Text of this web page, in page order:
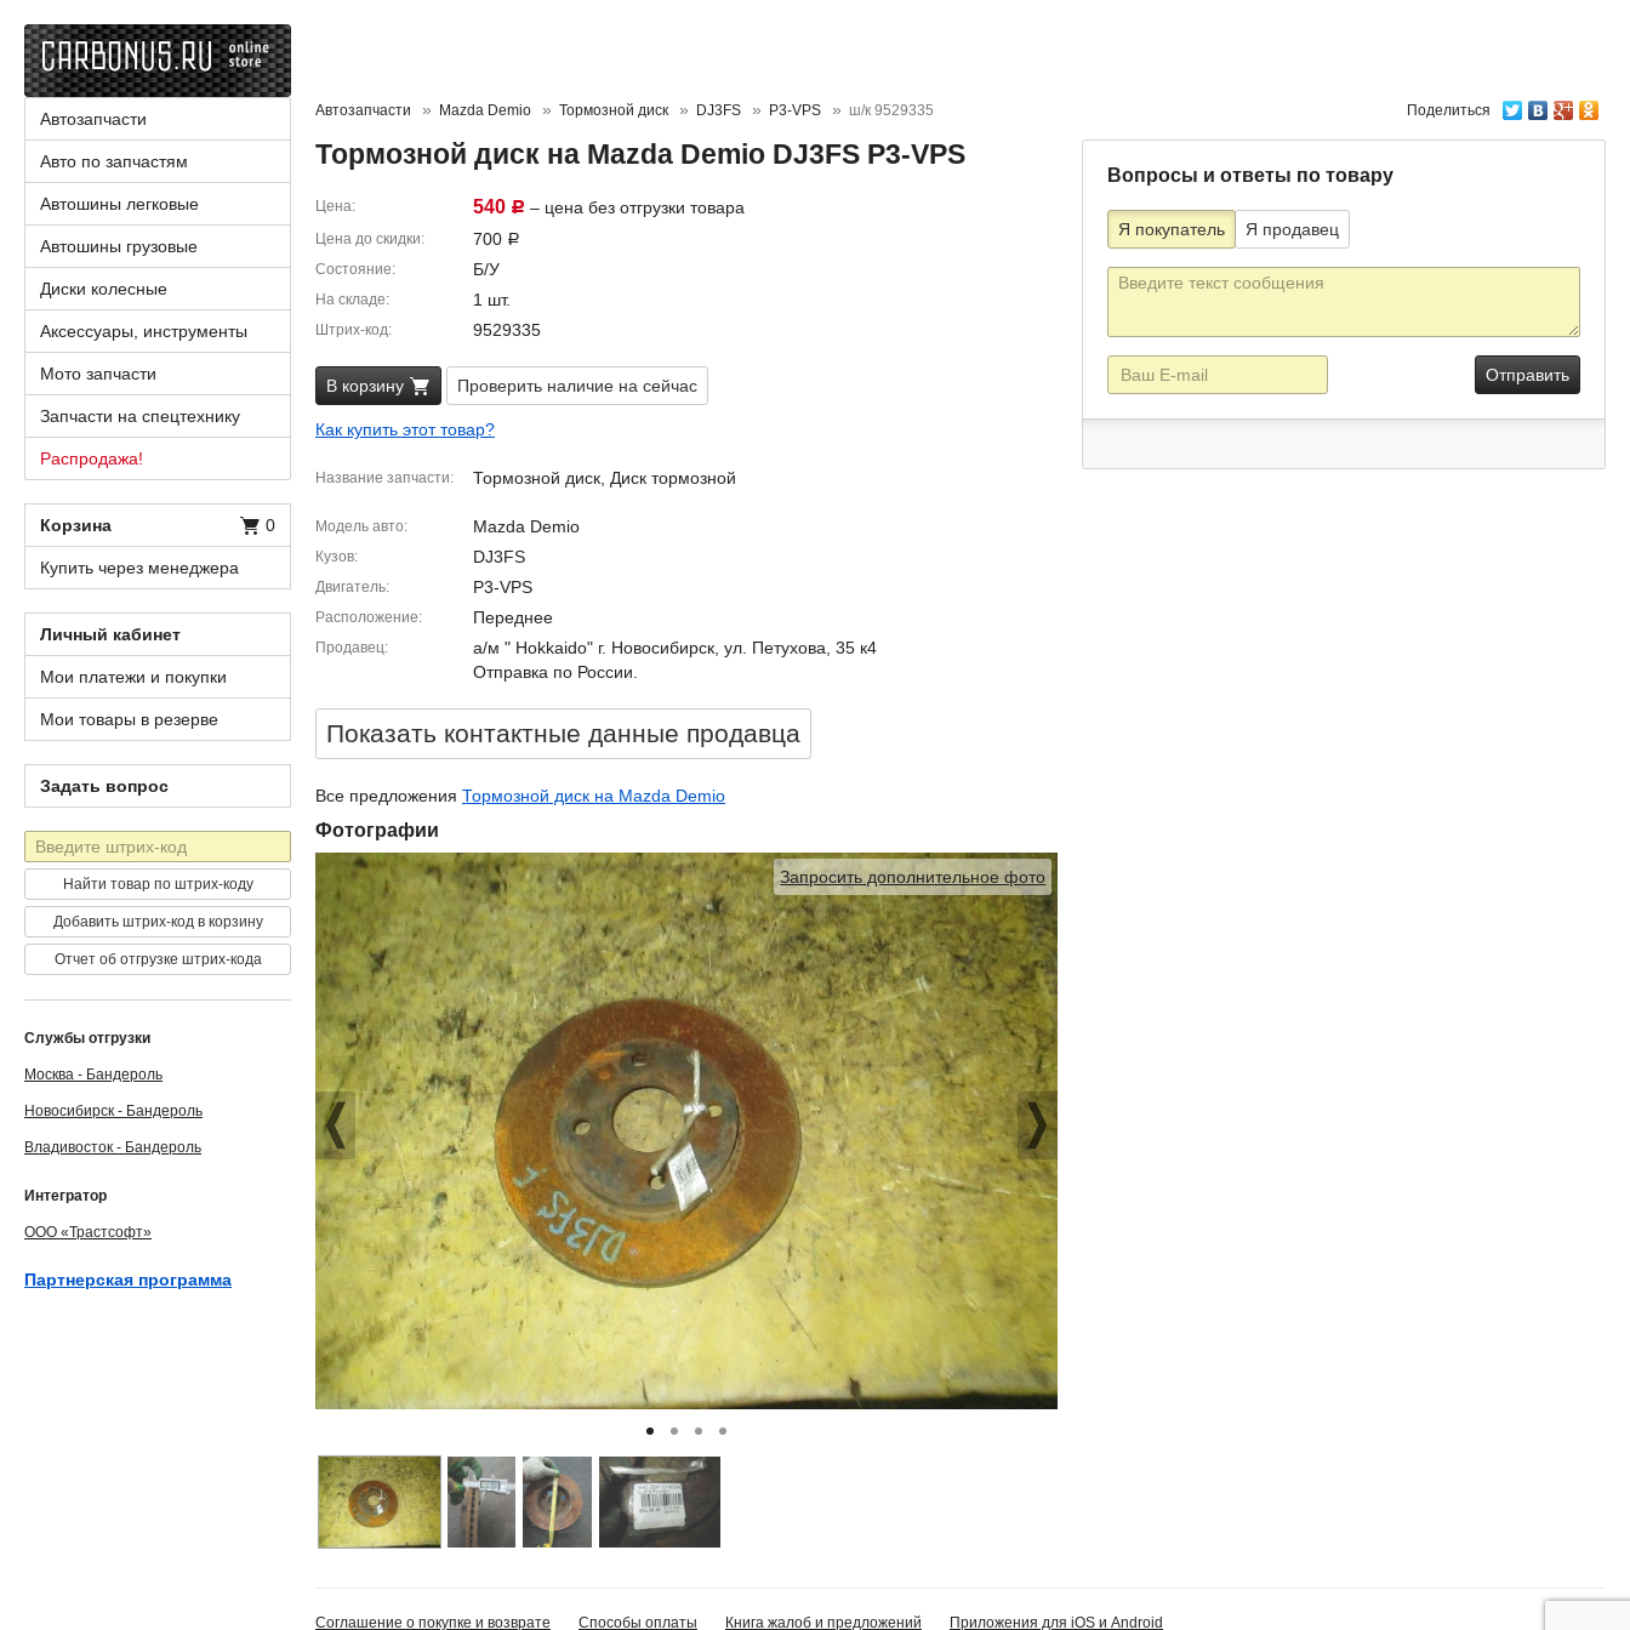
Поделиться
Автозапчасти Mazda Demio Тормозной диск DJ3FS P3-VPS ш/к 9529335
Тормозной диск на Mazda Demio DJ3FS P3-VPS
Цена 540 Р – цена без отгрузки товара
Цена до скидки 700 Р
Состояние Б/У
На складе 1 шт.
Штрих-код 9529335
В корзину Проверить наличие на сейчас
Как купить этот товар?
Название запчасти Тормозной диск, Диск тормозной
Модель авто Mazda Demio
Кузов DJ3FS
Двигатель P3-VPS
Расположение Переднее
Продавец
а/м " Hokkaido" г. Новосибирск, ул. Петухова, 35 к4
Отправка по России.
Показать контактные данные продавцa
Все предложения Тормозной диск на Mazda Demio
Фотографии
Запросить дополнительное фото
Вопросы и ответы по товару
Я покупатель Я продавец
Текст
E-
mail
Автозапчасти
Авто по запчастям
Автошины легковые
Автошины грузовые
Диски колесные
Аксессуары, инструменты
Мото запчасти
Запчасти на спецтехнику
Распродажа!
Корзина 0
Купить через менеджера
Личный кабинет
Мои платежи и покупки
Мои товары в резерве
Задать вопрос
Штрих-
код
Найти товар по штрих-коду
Добавить штрих-код в корзину
Отчет об отгрузке штрих-кода
Службы отгрузки
Москва - Бандероль
Новосибирск - Бандероль
Владивосток - Бандероль
Интегратор
ООО «Трастсофт»
Партнерская программа
Соглашение о покупке и возврате Способы оплаты Книга жалоб и предложений Приложения для iOS и Android